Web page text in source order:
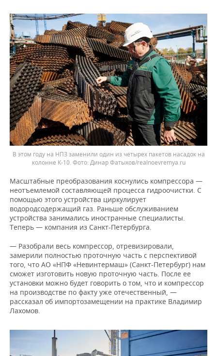
В этом году на НПЗ заменили один из четырех пакетов насадок на
колонне К-10.
Динар Фатыхов/realnoevremya.ru
Масштабные преобразования коснулись компрессора —
неотъемлемой составляющей процесса гидроочистки. С
помощью этого устройства циркулирует
водородсодержащий газ. Раньше обслуживанием
устройства занимались иностранные специалисты.
Теперь — компания из Санкт-Петербурга.
— Разобрали весь компрессор, отревизировали,
замерили полностью проточную часть с перспективой
того, что АО «НПФ «Невинтермаш» (Санкт-Петербург) нам
сможет изготовить новую проточную часть. После ее
установки можно будет говорить о том, что и компрессор
на производстве по факту уже отечественный, —
рассказал об импортозамещении на практике Владимир
Лахомов.